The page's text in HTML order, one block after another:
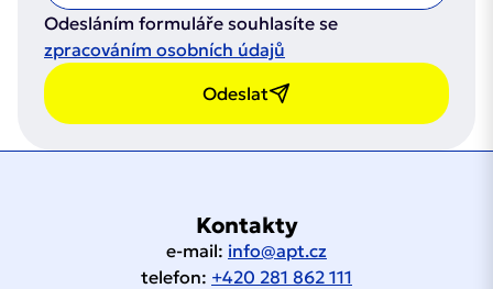
Odesláním formuláře souhlasíte se
zpracováním osobních údajů
Odeslat
Kontakty
e-mail: info@apt.cz
telefon: +420 281 862 111